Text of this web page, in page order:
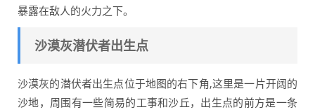
暴露在敌人的火力之下。
沙漠灰潜伏者出生点
沙漠灰的潜伏者出生点位于地图的右下角,这里是一片开阔的
沙地，周围有一些简易的工事和沙丘，出生点的前方是一条